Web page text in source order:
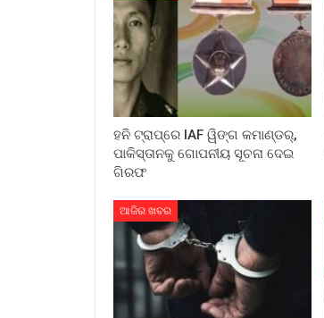
ହନି ଟ୍ରାପ୍‌ରେ IAF ୱିଙ୍ଗ କମାଣ୍ଡର୍,
ପାକିସ୍ତାନକୁ ଗୋପନୀୟ ସୂଚନା ଦେଇ
ଗିରଫ
ଆଜିର ଖବର